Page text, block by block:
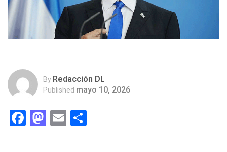
By Redacción DL
Published mayo 10, 2026
Facebook
Mastodon
Email